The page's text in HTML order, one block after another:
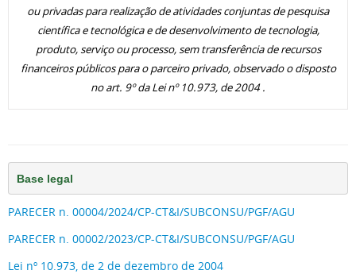
ou privadas para realização de atividades conjuntas de pesquisa
científica e tecnológica e de desenvolvimento de tecnologia,
produto, serviço ou processo, sem transferência de recursos
financeiros públicos para o parceiro privado, observado o disposto
no art. 9º da Lei nº 10.973, de 2004 .
Base legal
PARECER n. 00004/2024/CP-CT&I/SUBCONSU/PGF/AGU
PARECER n. 00002/2023/CP-CT&I/SUBCONSU/PGF/AGU
Lei nº 10.973, de 2 de dezembro de 2004